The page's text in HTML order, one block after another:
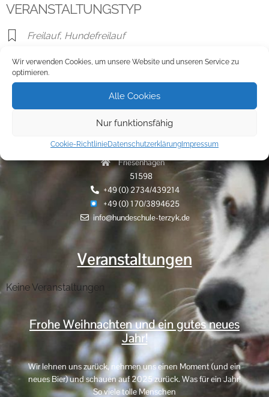
Wir verwenden Cookies, um unsere Website und unseren Service zu
optimieren.
Alle Cookies
Nur funktionsfähig
Cookie-RichtlinieDatenschutzerklärung Impressum
VERANSTALTUNGSTYP
Freilauf, Hundefreilauf
Karte nicht verfügbar
Hundeschule Terzyk
Hammerhöhe 9
Friesenhagen
51598
+49 (0) 2734/439214
+49 (0) 170/3894625
info@hundeschule-terzyk.de
Veranstaltungen
Keine Veranstaltungen
Frohe Weihnachten und ein gutes neues
Jahr!
Wir lehnen uns zurück, nehmen uns einen Moment (und ein
neues Bier) und schauen auf 2025 zurück. Was für ein Jahr!
So viele tolle Menschen